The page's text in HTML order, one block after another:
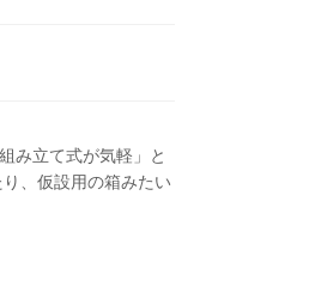
み立て式が気軽」と
、仮設用の箱みたい